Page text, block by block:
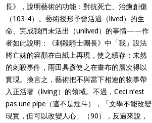
長》，說明藝術的功能：對抗死亡、治癒創傷
（103-4）。藝術授形予曾活過（lived）的生
命、完成我們未活出（unlived）的事情——作
者如此說明：《刺殺騎士團長》中「我」設法
將亡妹的容顏在白紙上再現，使之續存；未然
的刺殺事件，雨田具彥使之在畫布的層次得以
實現。換言之，藝術把不與當下相連的物事帶
入正活著（living）的領域。不過，Ceci n’est
pas une pipe（這不是煙斗），「文學不能改變
現實，但可以改變人心」（90），反過來說，